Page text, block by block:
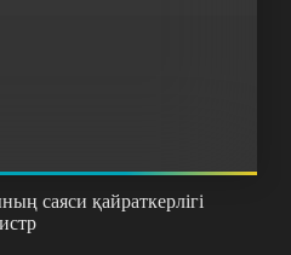
саяси қайраткерлігі